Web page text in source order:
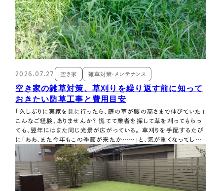
2026.07.27 空き家 雑草対策・メンテナンス
空き家の雑草対策、草刈りを繰り返す前に知って
おきたい防草工事と費用目安
「久しぶりに実家を見に行ったら、庭の草が腰の高さまで伸びていた」
こんなご経験、ありませんか？ 慌てて業者を探して草を刈ってもらっ
ても、翌年にはまた同じ光景が広がっている。 草刈りを手配するたび
に「ああ、また今年もこの季節が来たか……」と、気が重くなってしま
いますよね。 特に遠方にご実家（空き家）がある場合、こうした管理の
負担は本当に大きいものです。 なかなか様子を見に行けず、「きちん
と管理できていな…